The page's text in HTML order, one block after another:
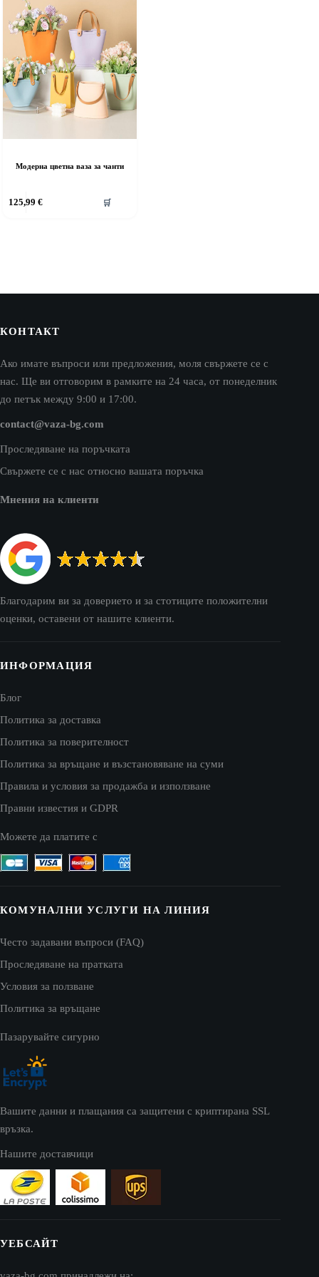
Модерна цветна ваза за чанти
125,99€ 🛒
КОНТАКТ
Ако имате въпроси или предложения, моля свържете се с
нас. Ще ви отговорим в рамките на 24 часа, от понеделник
до петък между 9:00 и 17:00.
contact@vaza-bg.com
Проследяване на поръчката
Свържете се с нас относно вашата поръчка
Мнения на клиенти
Благодарим ви за доверието и за стотиците положителни
оценки, оставени от нашите клиенти.
ИНФОРМАЦИЯ
Блог
Политика за доставка
Политика за поверителност
Политика за връщане и възстановяване на суми
Правила и условия за продажба и използване
Правни известия и GDPR
Можете да платите с
КОМУНАЛНИ УСЛУГИ НА ЛИНИЯ
Често задавани въпроси (FAQ)
Проследяване на пратката
Условия за ползване
Политика за връщане
Пазарувайте сигурно
Вашите данни и плащания са защитени с криптирана SSL
връзка.
Нашите доставчици
УЕБСАЙТ